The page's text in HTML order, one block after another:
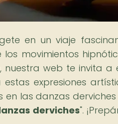
en un viaje
movimientos
web te invita a
expresiones
las danzas
derviches".